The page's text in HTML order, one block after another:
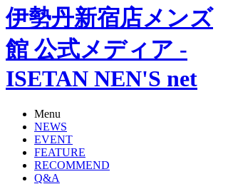
伊勢丹新宿店メンズ
館 公式メディア -
ISETAN NEN'S net
Menu
NEWS
EVENT
FEATURE
RECOMMEND
Q&A